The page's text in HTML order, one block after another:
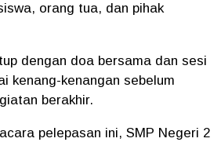
orang tua, dan pihak
dengan doa bersama dan sesi
kenang-kenangan sebelum
berakhir.
pelepasan ini, SMP Negeri 2